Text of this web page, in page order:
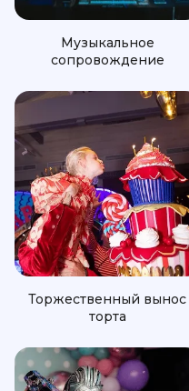
Музыкальное
сопровождение
Торжественный вынос
торта